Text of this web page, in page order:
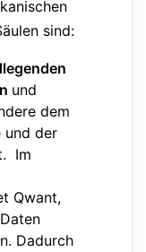
sind:
und
dem
und der
Im
Qwant,
Dadurch